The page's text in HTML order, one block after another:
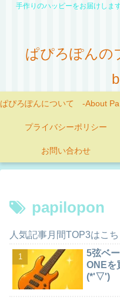
手作りのハッピーをお届けし
ぱぴろぽん
プライバシーポリシー
お問い合わせ
papilopon
人気記事月間TOP3はこ
5弦ベ
ONEを
(*'▽')